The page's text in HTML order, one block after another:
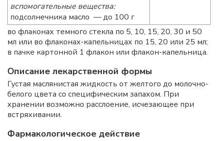
вспомогательные вещества:
подсолнечника масло — до 100 г
во флаконах темного стекла по 5, 10, 15, 20, 30 и 50
мл или во флаконах-капельницах по 15, 20 или 25 мл;
в пачке картонной 1 флакон или флакон-капельница.
Описание лекарственной формы
Густая маслянистая жидкость от желтого до молочно-
белого цвета со специфическим запахом. При
хранении возможно расслоение, исчезающее при
встряхивании.
Фармакологическое действие